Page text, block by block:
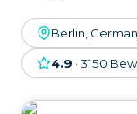
Berlin,
4.9 · 3150